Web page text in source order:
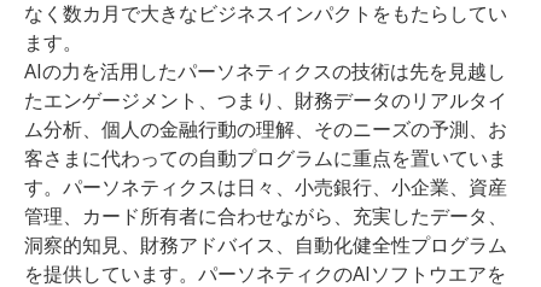
なく数カ月で大きなビジネスインパクトをもたらしてい
ます。
AIの力を活用したパーソネティクスの技術は先を見越し
たエンゲージメント、つまり、財務データのリアルタイ
ム分析、個人の金融行動の理解、そのニーズの予測、お
客さまに代わっての自動プログラムに重点を置いていま
す。パーソネティクスは日々、小売銀行、小企業、資産
管理、カード所有者に合わせながら、充実したデータ、
洞察的知見、財務アドバイス、自動化健全性プログラム
を提供しています。パーソネティクのAIソフトウエアを